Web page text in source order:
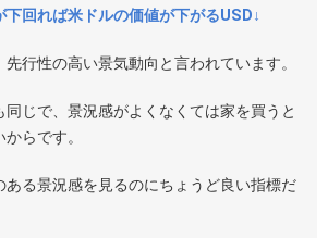
回れば米ドルの価値が下がるUSD↓
行性の高い景気動向と言われています。
同じで、景況感がよくなくては家を買うと
らです。
ある景況感を見るのにちょうど良い指標だ